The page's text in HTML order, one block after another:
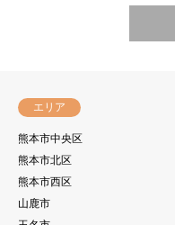
エリア
熊本市中央区
熊本市北区
熊本市西区
山鹿市